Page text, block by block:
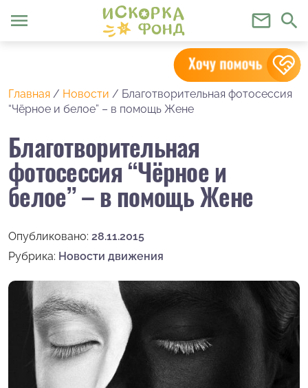
menu mail_outline search
Главная / Новости / Благотворительная фотосессия
“Чёрное и белое” – в помощь Жене
Благотворительная
фотосессия “Чёрное и
белое” – в помощь Жене
Опубликовано: 28.11.2015
Рубрика: Новости движения